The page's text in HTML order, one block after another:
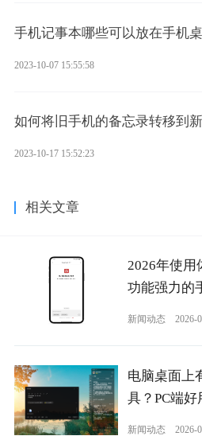
手机记事本哪些可以放在手机
2023-10-07 15:55:58
如何将旧手机的备忘录转移到
2023-10-17 15:52:23
相关文章
2026年使用
功能强力的
新闻动态 2026-
电脑桌面上
具？PC端
新闻动态 2026-